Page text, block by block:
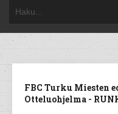
FBC Turku Miesten
Otteluohjelma -